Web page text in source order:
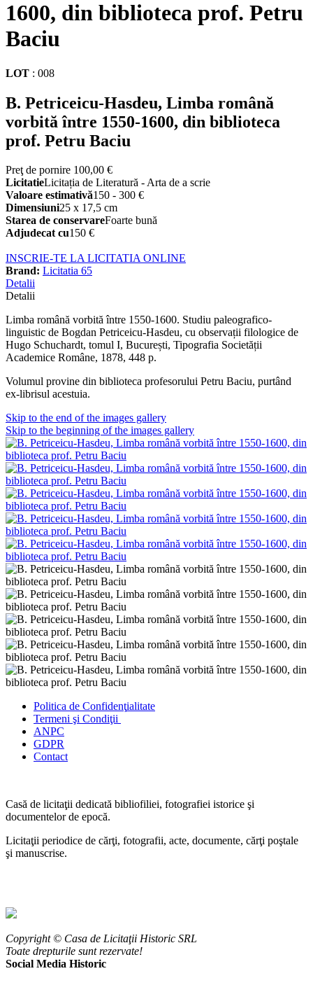
1600, din biblioteca prof. Petru
Baciu
LOT : 008
B. Petriceicu-Hasdeu, Limba română
vorbită între 1550-1600, din biblioteca
prof. Petru Baciu
Preţ de pornire 100,00 €
LicitatieLicitația de Literatură - Arta de a scrie
Valoare estimativă150 - 300 €
Dimensiuni25 x 17,5 cm
Starea de conservareFoarte bună
Adjudecat cu150 €
INSCRIE-TE LA LICITATIA ONLINE
Brand: Licitatia 65
Detalii
Detalii
Limba română vorbită între 1550-1600. Studiu paleografico-
linguistic de Bogdan Petriceicu-Hasdeu, cu observații filologice de
Hugo Schuchardt, tomul I, București, Tipografia Societății
Academice Române, 1878, 448 p.
Volumul provine din biblioteca profesorului Petru Baciu, purtând
ex-librisul acestuia.
Skip to the end of the images gallery
Skip to the beginning of the images gallery
Politica de Confidenţialitate
Termeni şi Condiţii
ANPC
GDPR
Contact
Casă de licitaţii dedicată bibliofiliei, fotografiei istorice şi
documentelor de epocă.
Licitaţii periodice de cărţi, fotografii, acte, documente, cărţi poştale
şi manuscrise.
Copyright © Casa de Licitaţii Historic SRL
Toate drepturile sunt rezervate!
Social Media Historic